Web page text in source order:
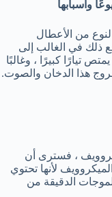
وأسبابها
من الأعطال
ذلك في الغالب إلى
تيارًا كبيرًا ، وغالبًا
هذا الدخان والصوت.
، فسترى أن
لأنها تحتوي
الدقيقة من